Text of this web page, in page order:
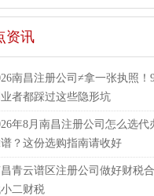
资讯
南昌注册公司≠拿一张执照！
者都踩过这些隐形坑
年8月南昌注册公司怎么选代
？这份选购指南请收好
青云谱区注册公司做好财税
二财税